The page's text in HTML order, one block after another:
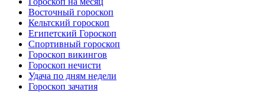
Восточный гороскоп
Кельтский гороскоп
Египетский Гороскоп
Спортивный гороскоп
Гороскоп викингов
Гороскоп нечисти
Удача по дням недели
Гороскоп зачатия